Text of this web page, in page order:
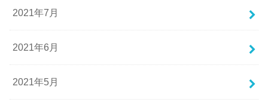
2021年7月
2021年6月
2021年5月